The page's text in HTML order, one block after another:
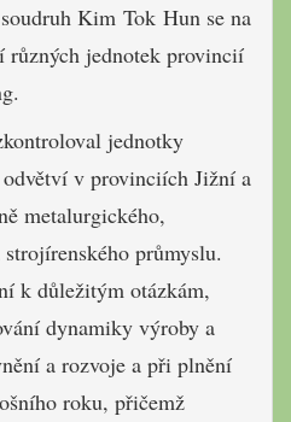
Kim Tok Hun se na
různých jednotek provincií
jednotky
v provinciích Jižní a
metalurgického,
průmyslu.
k důležitým otázkám,
dynamiky výroby a
a rozvoje a při plnění
roku, přičemž